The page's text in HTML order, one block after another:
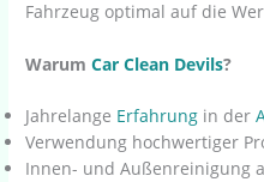
Fahrzeug optimal auf die
WarumCar Clean Devils?
Jahrelange Erfahrung in der
Verwendung hochwertiger
Innen- und Außenreinigung